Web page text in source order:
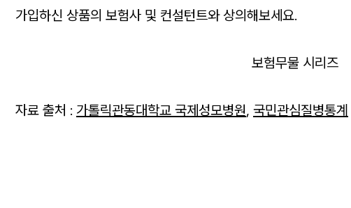
가입하신 상품의 보험사 및 컨설턴트와 상의해보세요.
보험무물 시리즈
자료 출처 : 가톨릭관동대학교 국제성모병원, 국민관심질병통계